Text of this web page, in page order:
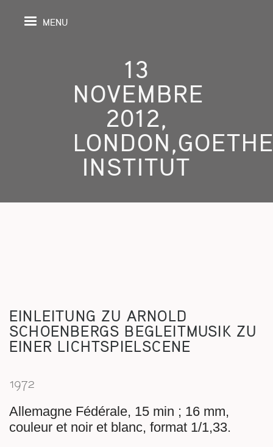
MENU
13
NOVEMBRE
2012,
INSTITUT
EINLEITUNG ZU ARNOLD
SCHOENBERGS BEGLEITMUSIK ZU
EINER LICHTSPIELSCENE
1972
Allemagne Fédérale, 15 min ; 16 mm,
couleur et noir et blanc, format 1/1,33.